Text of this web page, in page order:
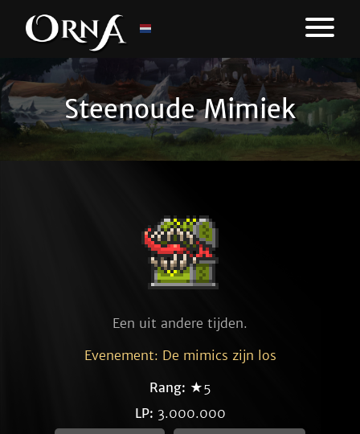
Steenoude Mimiek
Een uit andere tijden.
Evenement: De mimics zijn los
Rang: ★5
LP: 3.000.000